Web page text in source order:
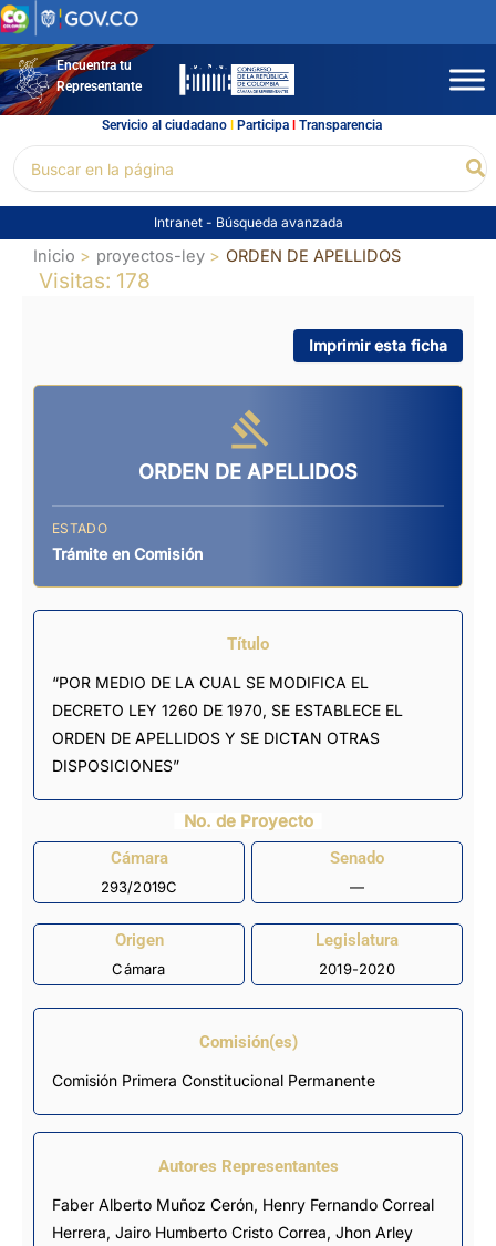
Ir
al
contenidoEncuentra tu
Representante
Servicio al ciudadano l Participal Transparencia
por:
Intranet - Búsqueda avanzada
Inicio proyectos-ley ORDEN DE APELLIDOS
Visitas: 178
Imprimir esta ficha
ORDEN DE APELLIDOS
ESTADO
Trámite en Comisión
Título
“POR MEDIO DE LA CUAL SE MODIFICA EL
DECRETO LEY 1260 DE 1970, SE ESTABLECE EL
ORDEN DE APELLIDOS Y SE DICTAN OTRAS
DISPOSICIONES”
No. de Proyecto
Cámara
293/2019C
Senado
—
Origen
Cámara
Legislatura
2019-2020
Comisión(es)
Comisión Primera Constitucional Permanente
Autores Representantes
Faber Alberto Muñoz Cerón, Henry Fernando Correal
Herrera, Jairo Humberto Cristo Correa, Jhon Arley